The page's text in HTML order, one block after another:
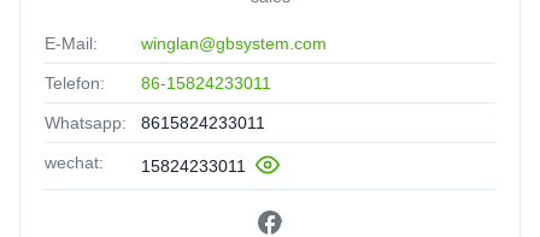
E-Mail: winglan@gbsystem.com
Telefon: 86-15824233011
Whatsapp: 8615824233011
wechat: 15824233011